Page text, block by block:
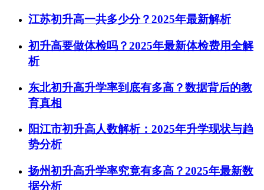
江苏初升高一共多少分？2025年最新解析
初升高要做体检吗？2025年最新体检费用全解
析
东北初升高升学率到底有多高？数据背后的教
育真相
阳江市初升高人数解析：2025年升学现状与趋
势分析
扬州初升高升学率究竟有多高？2025年最新数
据分析